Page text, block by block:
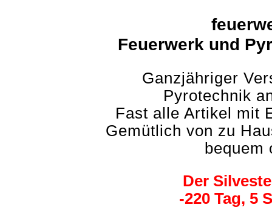
Feuerwerk und
Ganzjähriger
Pyrotechnik
Fast alle Artikel mit
Gemütlich von zu
bequem
Der
-220 Tag, 5